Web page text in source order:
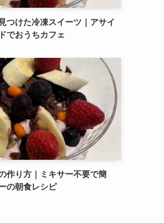
つけた冷凍スイーツ｜アサイ
でおうちカフェ
作り方｜ミキサー不要で簡
の朝食レシピ